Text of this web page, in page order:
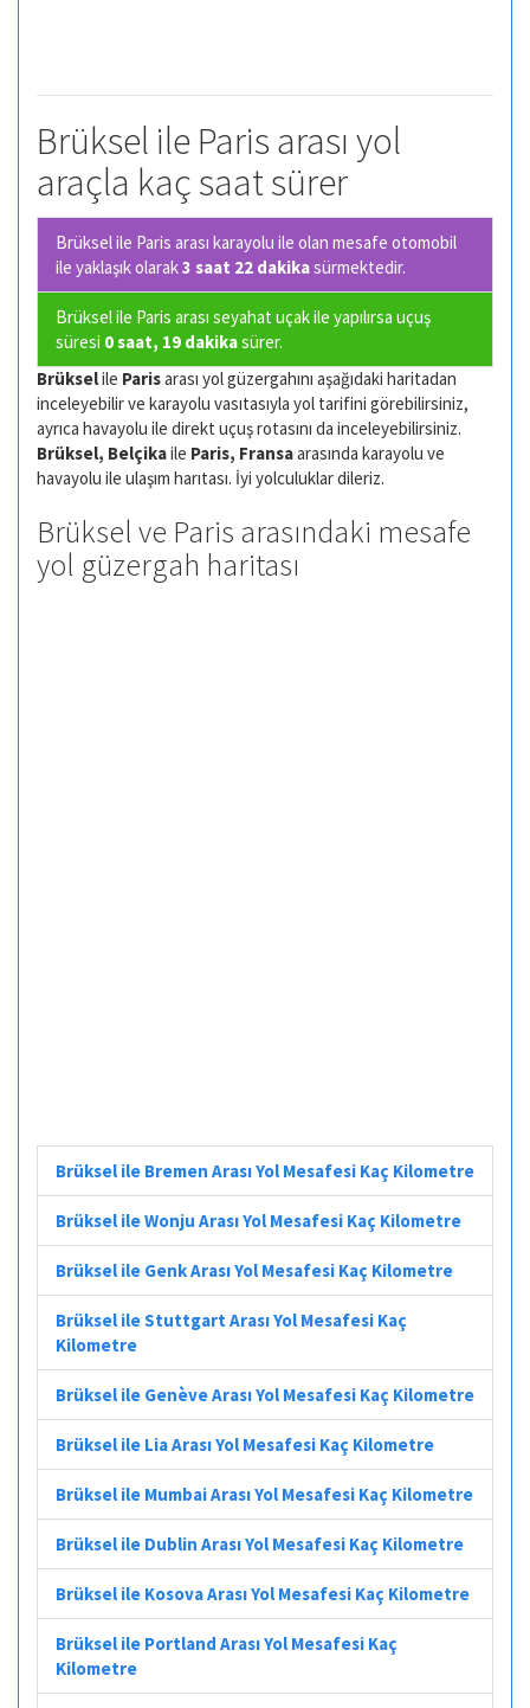
Brüksel ile Paris arası yol
araçla kaç saat sürer
Brüksel ile Paris arası karayolu ile olan mesafe otomobil
ile yaklaşık olarak3 saat 22 dakikasürmektedir.
Brüksel ile Paris arası seyahat uçak ile yapılırsa uçuş
süresi 0 saat, 19 dakikasürer.
Brükselile Parisarası yol güzergahını aşağıdaki haritadan
inceleyebilir ve karayolu vasıtasıyla yol tarifini görebilirsiniz,
ayrıca havayolu ile direkt uçuş rotasını da inceleyebilirsiniz.
Brüksel, Belçikaile Paris, Fransaarasında karayolu ve
havayolu ile ulaşım harıtası. İyi yolculuklar dileriz.
Brüksel ve Paris arasındaki mesafe
yol güzergah haritası
Brüksel ile Bremen Arası Yol Mesafesi Kaç Kilometre
Brüksel ile Wonju Arası Yol Mesafesi Kaç Kilometre
Brüksel ile Genk Arası Yol Mesafesi Kaç Kilometre
Brüksel ile Stuttgart Arası Yol Mesafesi Kaç
Kilometre
Brüksel ile Genève Arası Yol Mesafesi Kaç Kilometre
Brüksel ile Lia Arası Yol Mesafesi Kaç Kilometre
Brüksel ile Mumbai Arası Yol Mesafesi Kaç Kilometre
Brüksel ile Dublin Arası Yol Mesafesi Kaç Kilometre
Brüksel ile Kosova Arası Yol Mesafesi Kaç Kilometre
Brüksel ile Portland Arası Yol Mesafesi Kaç
Kilometre